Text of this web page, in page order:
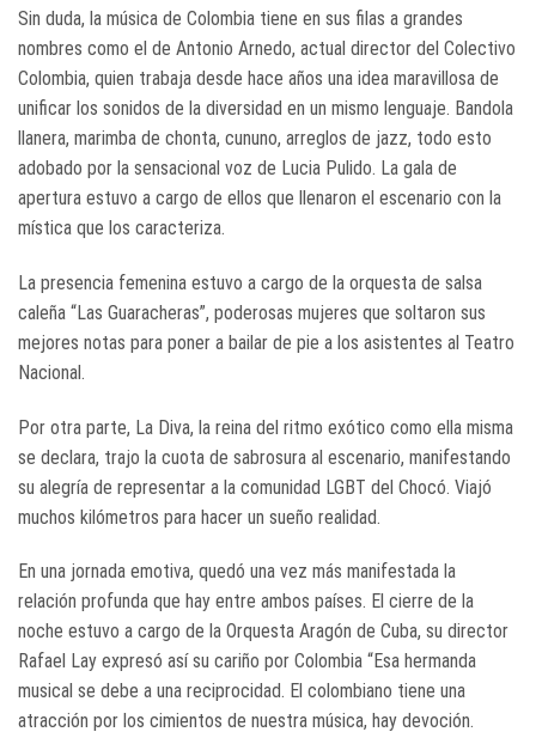
Sin duda, la música de Colombia tiene en sus filas a grandes
nombres como el de Antonio Arnedo, actual director del Colectivo
Colombia, quien trabaja desde hace años una idea maravillosa de
unificar los sonidos de la diversidad en un mismo lenguaje. Bandola
llanera, marimba de chonta, cununo, arreglos de jazz, todo esto
adobado por la sensacional voz de Lucia Pulido. La gala de
apertura estuvo a cargo de ellos que llenaron el escenario con la
mística que los caracteriza.
La presencia femenina estuvo a cargo de la orquesta de salsa
caleña “Las Guaracheras”, poderosas mujeres que soltaron sus
mejores notas para poner a bailar de pie a los asistentes al Teatro
Nacional.
Por otra parte, La Diva, la reina del ritmo exótico como ella misma
se declara, trajo la cuota de sabrosura al escenario, manifestando
su alegría de representar a la comunidad LGBT del Chocó. Viajó
muchos kilómetros para hacer un sueño realidad.
En una jornada emotiva, quedó una vez más manifestada la
relación profunda que hay entre ambos países. El cierre de la
noche estuvo a cargo de la Orquesta Aragón de Cuba, su director
Rafael Lay expresó así su cariño por Colombia “Esa hermanda
musical se debe a una reciprocidad. El colombiano tiene una
atracción por los cimientos de nuestra música, hay devoción.